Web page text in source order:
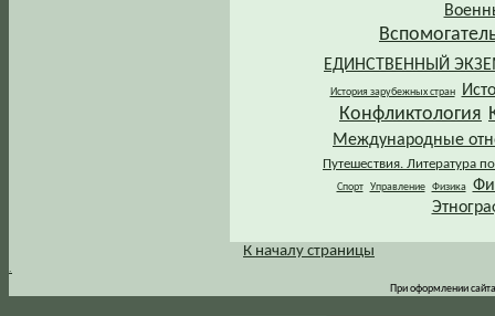
ЕДИНСТВЕННЫЙ
История зарубежных стран
Конфликтология
Международные
Путешествия. Литература
Спорт Управление Физика
.
К началу страницы
При оформлении